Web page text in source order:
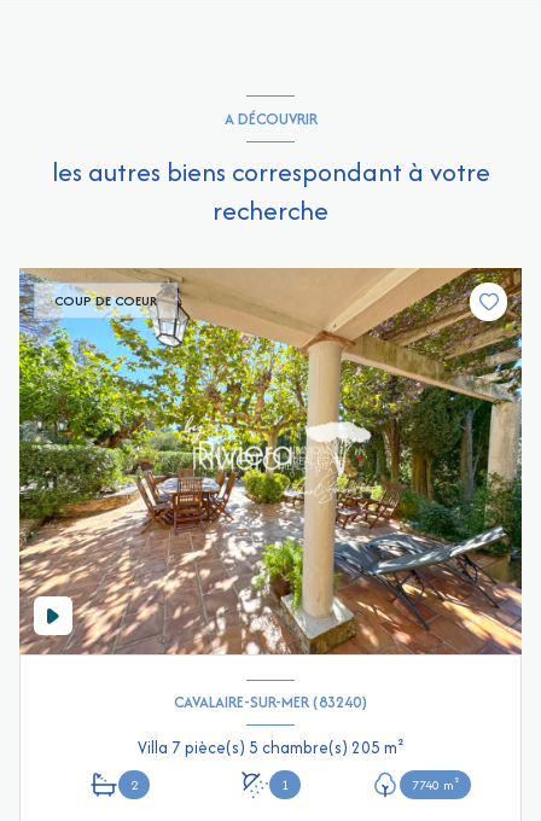
A DÉCOUVRIR
les autres biens correspondant à votre
recherche
COUP DE COEUR
CAVALAIRE-SUR-MER (83240)
Villa 7 pièce(s) 5 chambre(s) 205 m²
2 1 7740 m²